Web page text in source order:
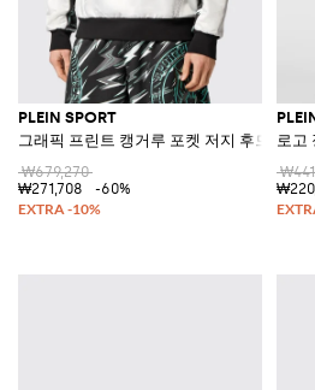
PLEIN SPORT
그래픽 프린트 캥거루 포켓 저지 후드 스웨
₩679,270
₩271,708
-60%
로고